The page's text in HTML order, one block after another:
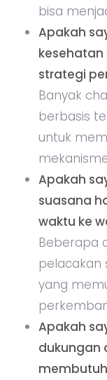
bisa
Apakah
strategi
Banyak
berbasis
untuk
Apakah
suasana
waktu ke
Beberapa
pelacakan
yang
Apakah
dukungan